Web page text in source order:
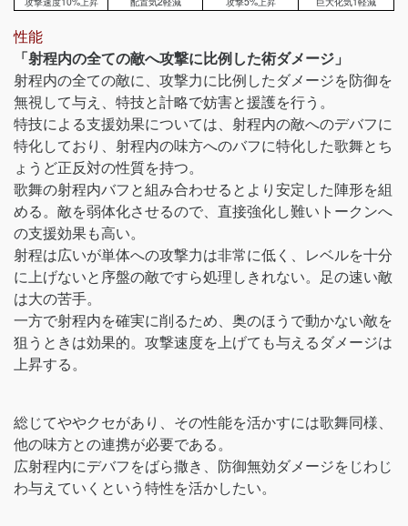
性能
「射程内の全ての敵へ攻撃に比例した術ダメージ」
射程内の全ての敵に、攻撃力に比例したダメージを防御を
無視して与え、特技と計略で妨害と援護を行う。
特技による支援効果については、射程内の敵へのデバフに
特化しており、射程内の味方へのバフに特化した歌舞とち
ょうど正反対の性質を持つ。
歌舞の射程内バフと組み合わせるとより安定した陣形を組
める。敵を弱体化させるので、直接強化し難いトークンへ
の支援効果も高い。
射程は広いが単体への攻撃力は非常に低く、レベルを十分
に上げないと序盤の敵ですら処理しきれない。足の速い敵
は大の苦手。
一方で射程内を確実に削るため、奥のほうで動かない敵を
狙うときは効果的。攻撃速度を上げても与えるダメージは
上昇する。
総じてややクセがあり、その性能を活かすには歌舞同様、
他の味方との連携が必要である。
広射程内にデバフをばら撒き、防御無効ダメージをじわじ
わ与えていくという特性を活かしたい。